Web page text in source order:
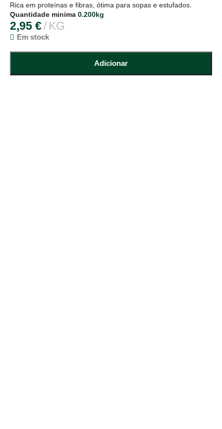
Rica em proteínas e fibras, ótima para sopas e estufados.
Quantidade minima 0.200kg
2,95 € KG
Em stock
Adicionar